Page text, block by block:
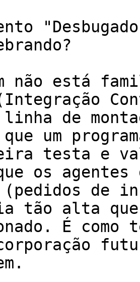
não está
linha de
que um
testa e
os
(pedidos de
tão alta
É